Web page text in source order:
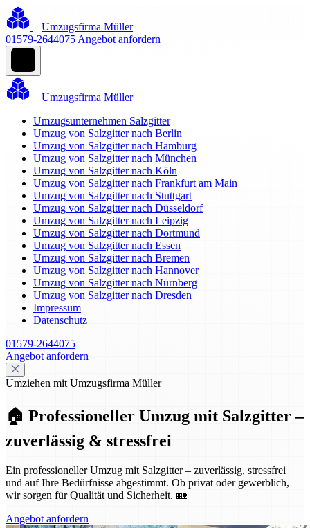
Umzugsfirma Müller
01579-2644075 Angebot anfordern
Umzugsfirma Müller
Umzugsunternehmen Salzgitter
Umzug von Salzgitter nach Berlin
Umzug von Salzgitter nach Hamburg
Umzug von Salzgitter nach München
Umzug von Salzgitter nach Köln
Umzug von Salzgitter nach Frankfurt am Main
Umzug von Salzgitter nach Stuttgart
Umzug von Salzgitter nach Düsseldorf
Umzug von Salzgitter nach Leipzig
Umzug von Salzgitter nach Dortmund
Umzug von Salzgitter nach Essen
Umzug von Salzgitter nach Bremen
Umzug von Salzgitter nach Hannover
Umzug von Salzgitter nach Nürnberg
Umzug von Salzgitter nach Dresden
Impressum
Datenschutz
01579-2644075
Angebot anfordern
Umziehen mit Umzugsfirma Müller
🏠 Professioneller Umzug mit Salzgitter –
zuverlässig & stressfrei
Ein professioneller Umzug mit Salzgitter – zuverlässig, stressfrei
und auf Ihre Bedürfnisse abgestimmt. Ob privat oder gewerblich,
wir sorgen für Qualität und Sicherheit. 🏡
Angebot anfordern